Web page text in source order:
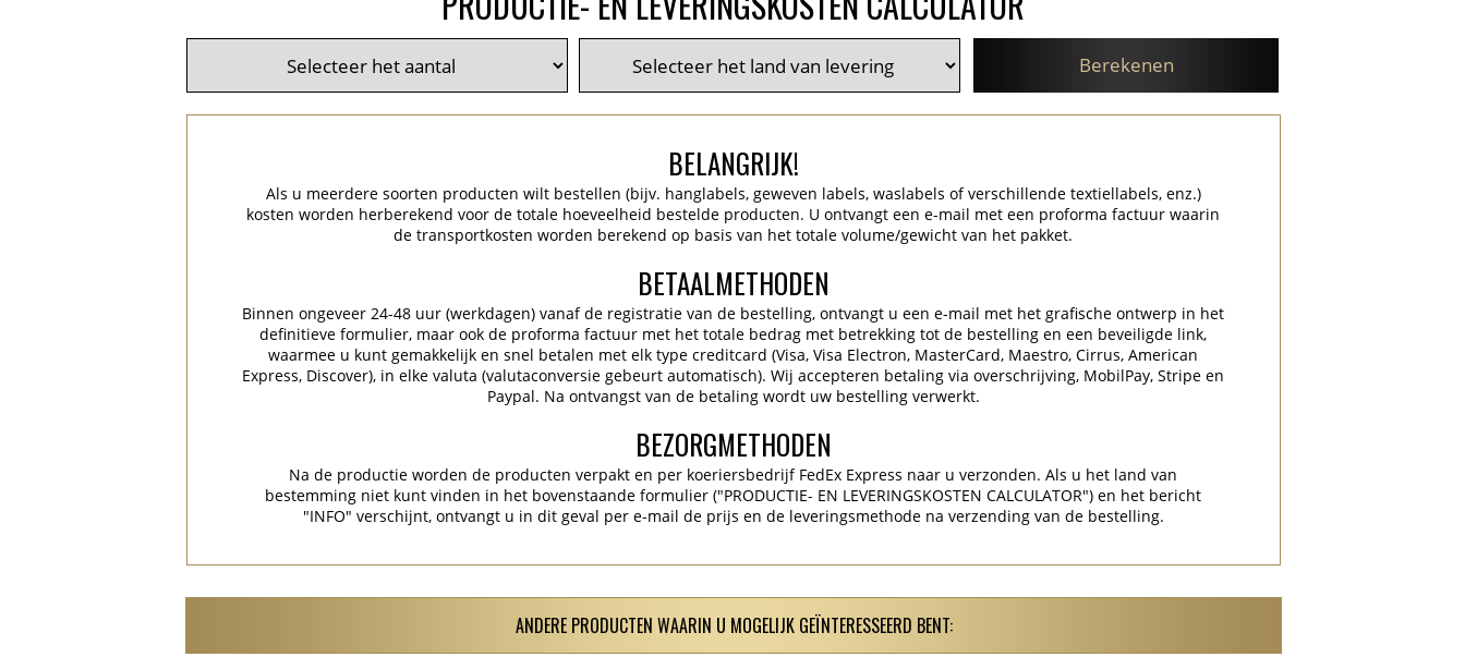
Berekenen
BELANGRIJK!
Als u meerdere soorten producten wilt bestellen (bijv. hanglabels, geweven labels, waslabels of verschillende textiellabels, enz.)
kosten worden herberekend voor de totale hoeveelheid bestelde producten. U ontvangt een e-mail met een proforma factuur waarin
de transportkosten worden berekend op basis van het totale volume/gewicht van het pakket.
BETAALMETHODEN
Binnen ongeveer 24-48 uur (werkdagen) vanaf de registratie van de bestelling, ontvangt u een e-mail met het grafische ontwerp in het
definitieve formulier, maar ook de proforma factuur met het totale bedrag met betrekking tot de bestelling en een beveiligde link,
waarmee u kunt gemakkelijk en snel betalen met elk type creditcard (Visa, Visa Electron, MasterCard, Maestro, Cirrus, American
Express, Discover), in elke valuta (valutaconversie gebeurt automatisch). Wij accepteren betaling via overschrijving, MobilPay, Stripe en
Paypal. Na ontvangst van de betaling wordt uw bestelling verwerkt.
BEZORGMETHODEN
Na de productie worden de producten verpakt en per koeriersbedrijf FedEx Express naar u verzonden. Als u het land van
bestemming niet kunt vinden in het bovenstaande formulier ("PRODUCTIE- EN LEVERINGSKOSTEN CALCULATOR") en het bericht
"INFO" verschijnt, ontvangt u in dit geval per e-mail de prijs en de leveringsmethode na verzending van de bestelling.
ANDERE PRODUCTEN WAARIN U MOGELIJK GEÏNTERESSEERD BENT: